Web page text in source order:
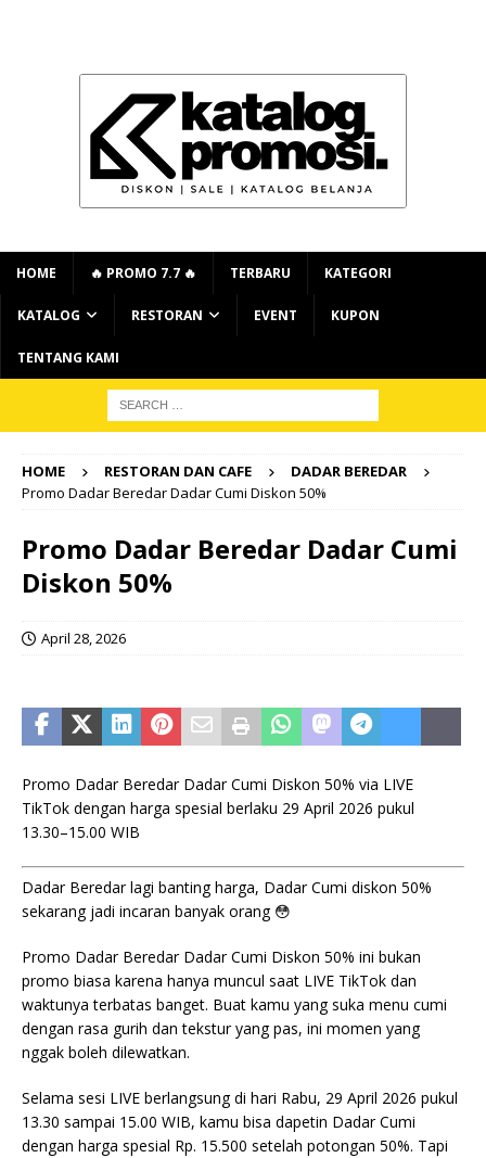
HOME 🔥 PROMO 7.7 🔥 TERBARU KATEGORI
KATALOG RESTORAN EVENT KUPON
TENTANG KAMI
HOME RESTORAN DAN CAFE
DADAR BEREDAR
Promo Dadar Beredar Dadar Cumi Diskon 50%
Promo Dadar Beredar Dadar Cumi
Diskon 50%
April 28, 2026
Promo Dadar Beredar Dadar Cumi Diskon 50% via LIVE
TikTok dengan harga spesial berlaku 29 April 2026 pukul
13.30–15.00 WIB
Dadar Beredar lagi banting harga, Dadar Cumi diskon 50%
sekarang jadi incaran banyak orang 😳
Promo Dadar Beredar Dadar Cumi Diskon 50% ini bukan
promo biasa karena hanya muncul saat LIVE TikTok dan
waktunya terbatas banget. Buat kamu yang suka menu cumi
dengan rasa gurih dan tekstur yang pas, ini momen yang
nggak boleh dilewatkan.
Selama sesi LIVE berlangsung di hari Rabu, 29 April 2026 pukul
13.30 sampai 15.00 WIB, kamu bisa dapetin Dadar Cumi
dengan harga spesial Rp. 15.500 setelah potongan 50%. Tapi